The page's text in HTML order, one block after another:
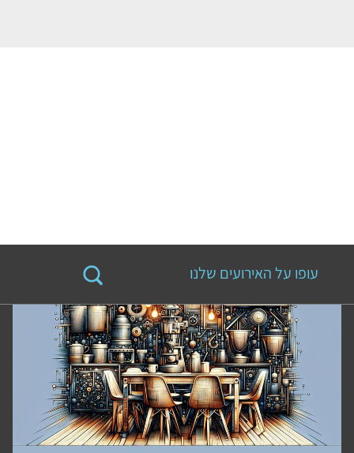
עופו על האירועים שלנו